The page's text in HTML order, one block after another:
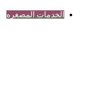
الخدمات المصغره